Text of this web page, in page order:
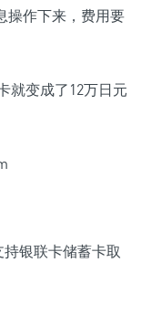
操作下来，费用要
就变成了12万日元
银联卡储蓄卡取